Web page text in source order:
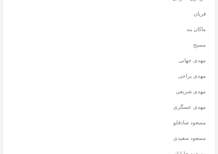
فریان
ماکان بند
مسیح
مهدی جهانی
مهدی یراحی
مهدی شریفی
مهدی عسگری
مسعود صادقلو
مسعود سعیدی